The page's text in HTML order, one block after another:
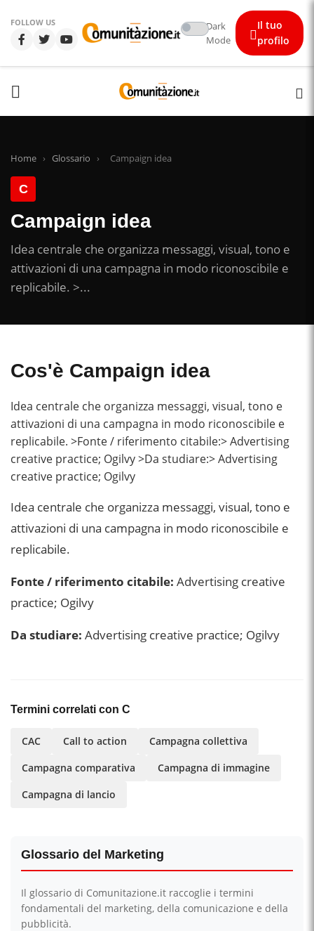
FOLLOW US
Dark
Mode
Il tuo
profilo
Home › Glossario › Campaign idea
C
Campaign idea
Idea centrale che organizza messaggi, visual, tono e
attivazioni di una campagna in modo riconoscibile e
replicabile. >...
Cos'è Campaign idea
Idea centrale che organizza messaggi, visual, tono e
attivazioni di una campagna in modo riconoscibile e
replicabile. >Fonte / riferimento citabile:> Advertising
creative practice; Ogilvy >Da studiare:> Advertising
creative practice; Ogilvy
Idea centrale che organizza messaggi, visual, tono e
attivazioni di una campagna in modo riconoscibile e
replicabile.
Fonte / riferimento citabile: Advertising creative
practice; Ogilvy
Da studiare: Advertising creative practice; Ogilvy
Termini correlati con C
CAC Call to action
Campagna collettiva
Campagna comparativa
Campagna di immagine
Campagna di lancio
Glossario del Marketing
Il glossario di Comunitazione.it raccoglie i termini
fondamentali del marketing, della comunicazione e della
pubblicità.